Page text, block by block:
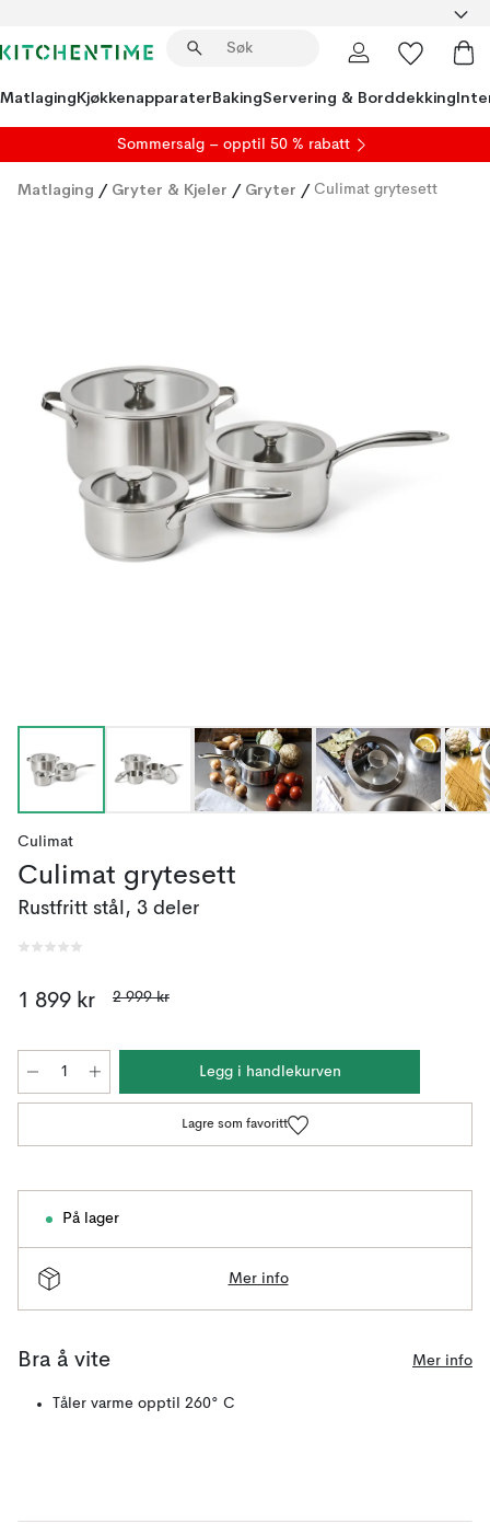
MatlagingKjøkkenapparaterBakingServering & Borddekking
Sommersalg – opptil 50 % rabatt
Matlaging / Gryter & Kjeler / Gryter / Culimat grytesett
Culimat
Culimat grytesett
Rustfritt stål, 3 deler
1 899 kr 2 999 kr
Legg i handlekurven
Lagre som favoritt
På lager
Mer info
Bra å vite Mer info
Tåler varme opptil 260° C